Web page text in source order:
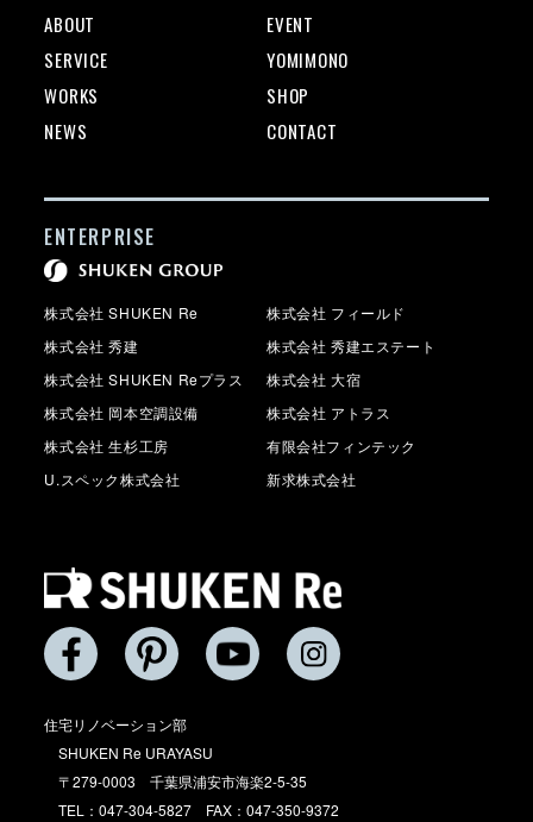
住宅リノベーション部
SHUKEN Re URAYASU
〒279-0003 千葉県浦安市海楽2-5-35
TEL：047-304-5827 FAX：047-350-9372
ABOUT
EVENT
SERVICE
YOMIMONO
WORKS
SHOP
NEWS
CONTACT
ENTERPRISE
株式会社 SHUKEN Re
株式会社 フィールド
株式会社 秀建
株式会社 秀建エステート
株式会社 SHUKEN Reプラス
株式会社 大宿
株式会社 岡本空調設備
株式会社 アトラス
株式会社 生杉工房
有限会社フィンテック
U.スペック株式会社
新求株式会社